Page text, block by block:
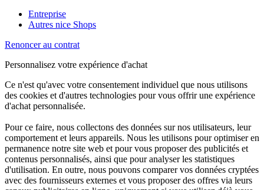
Entreprise
Autres nice Shops
Renoncer au contrat
Personnalisez votre expérience d'achat
Ce n'est qu'avec votre consentement individuel que nous utilisons
des cookies et d'autres technologies pour vous offrir une expérience
d'achat personnalisée.
Pour ce faire, nous collectons des données sur nos utilisateurs, leur
comportement et leurs appareils. Nous les utilisons pour optimiser en
permanence notre site web et pour vous proposer des publicités et
contenus personnalisés, ainsi que pour analyser les statistiques
d'utilisation. En outre, nous pouvons comparer vos données cryptées
avec des fournisseurs externes et vous proposer des offres via leurs